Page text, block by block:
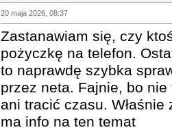
20 maja 2026, 08:37
Zastanawiam się, czy
pożyczkę na telefon.
to naprawdę szybka
przez neta. Fajnie, bo
ani tracić czasu. Właśnie
ma info na ten temat